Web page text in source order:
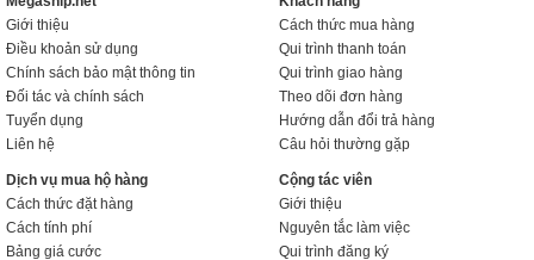
Giới thiệu
Điều khoản sử dụng
Chính sách bảo mật thông tin
Đối tác và chính sách
Tuyển dụng
Liên hệ
Cách thức mua hàng
Qui trình thanh toán
Qui trình giao hàng
Theo dõi đơn hàng
Hướng dẫn đổi trả hàng
Câu hỏi thường gặp
Dịch vụ mua hộ hàng
Cách thức đặt hàng
Cách tính phí
Bảng giá cước
Cộng tác viên
Giới thiệu
Nguyên tắc làm việc
Qui trình đăng ký